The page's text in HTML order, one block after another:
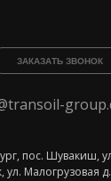
ЗАКАЗАТЬ ЗВОНОК
пос. Шувакиш,
ул. Малогрузовая